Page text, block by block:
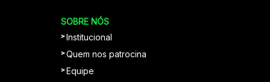
SOBRE NÓS
Institucional
Quem nos patrocina
Equipe